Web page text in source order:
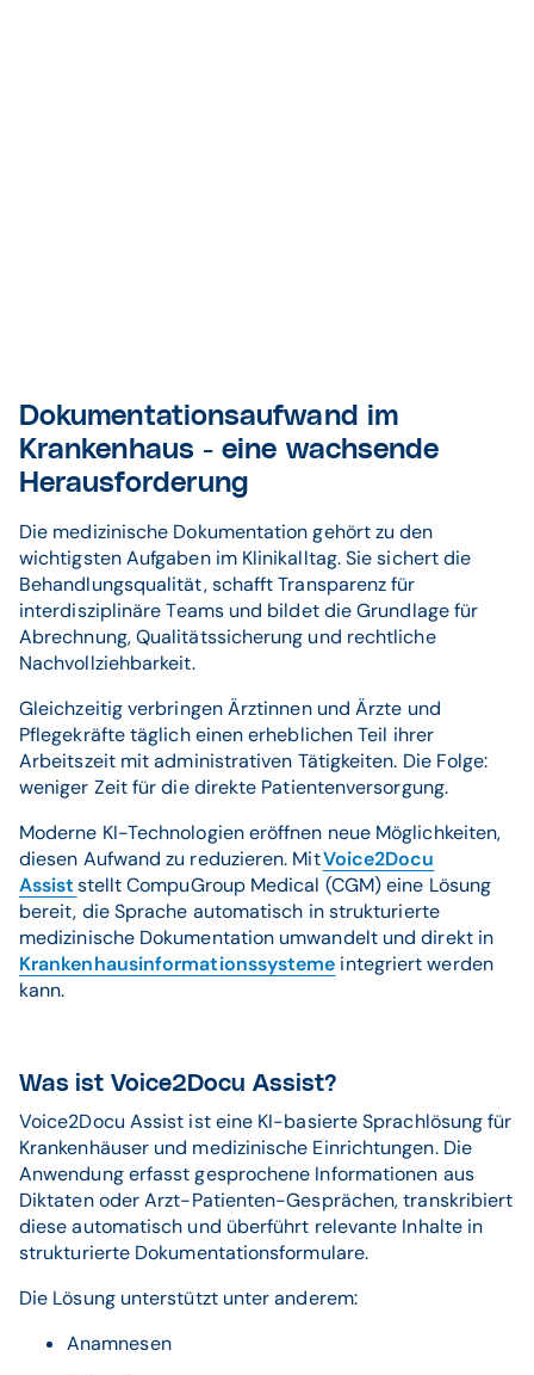
Dokumentationsaufwand im
Krankenhaus - eine wachsende
Herausforderung
Die medizinische Dokumentation gehört zu den
wichtigsten Aufgaben im Klinikalltag. Sie sichert die
Behandlungsqualität, schafft Transparenz für
interdisziplinäre Teams und bildet die Grundlage für
Abrechnung, Qualitätssicherung und rechtliche
Nachvollziehbarkeit.
Gleichzeitig verbringen Ärztinnen und Ärzte und
Pflegekräfte täglich einen erheblichen Teil ihrer
Arbeitszeit mit administrativen Tätigkeiten. Die Folge:
weniger Zeit für die direkte Patientenversorgung.
Moderne KI-Technologien eröffnen neue Möglichkeiten,
diesen Aufwand zu reduzieren. MitVoice2Docu
Assiststellt CompuGroup Medical (CGM) eine Lösung
bereit, die Sprache automatisch in strukturierte
medizinische Dokumentation umwandelt und direkt in
Krankenhausinformationssysteme integriert werden
kann.
Was ist Voice2Docu Assist?
Voice2Docu Assist ist eine KI-basierte Sprachlösung für
Krankenhäuser und medizinische Einrichtungen. Die
Anwendung erfasst gesprochene Informationen aus
Diktaten oder Arzt-Patienten-Gesprächen, transkribiert
diese automatisch und überführt relevante Inhalte in
strukturierte Dokumentationsformulare.
Die Lösung unterstützt unter anderem:
Anamnesen